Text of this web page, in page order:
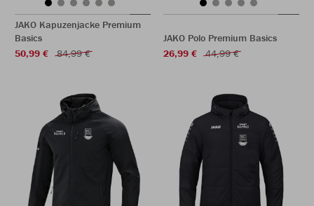
JAKO Kapuzenjacke Premium
Basics
50,99 €
84,99 €
JAKO Polo Premium Basics
26,99 €
44,99 €